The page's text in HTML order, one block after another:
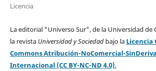
Licencia
La editorial "Universo Sur", de la Universidad de
la revista Universidad y Sociedad bajo la Licencia
Commons Atribución-NoComercial-
Internacional (CC BY-NC-ND 4.0).